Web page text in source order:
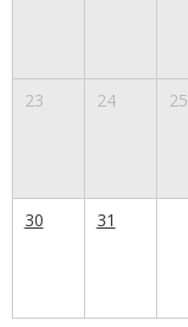
23 24 25
30 31